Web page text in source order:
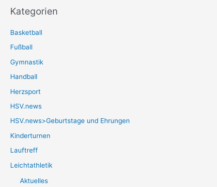
Kategorien
Basketball
Fußball
Gymnastik
Handball
Herzsport
HSV.news
HSV.news>Geburtstage und Ehrungen
Kinderturnen
Lauftreff
Leichtathletik
Aktuelles